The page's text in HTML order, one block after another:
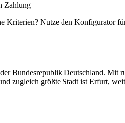
Zahlung
Kriterien? Nutze den Konfigurator
Bundesrepublik Deutschland. Mit
zugleich größte Stadt ist Erfurt,